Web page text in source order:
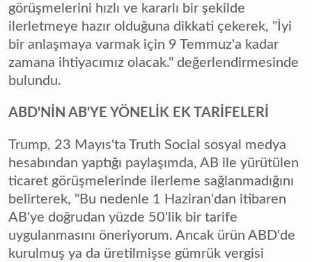
görüşmelerini hızlı ve kararlı bir şekilde
ilerletmeye hazır olduğuna dikkati çekerek, "İyi
bir anlaşmaya varmak için 9 Temmuz'a kadar
zamana ihtiyacımız olacak." değerlendirmesinde
bulundu.
ABD'NİN AB'YE YÖNELİK EK TARİFELERİ
Trump, 23 Mayıs'ta Truth Social sosyal medya
hesabından yaptığı paylaşımda, AB ile yürütülen
ticaret görüşmelerinde ilerleme sağlanmadığını
belirterek, "Bu nedenle 1 Haziran'dan itibaren
AB'ye doğrudan yüzde 50'lik bir tarife
uygulanmasını öneriyorum. Ancak ürün ABD'de
kurulmuş ya da üretilmişse gümrük vergisi